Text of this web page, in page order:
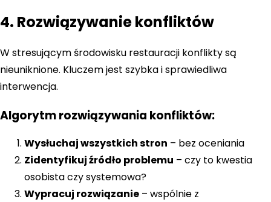
4. Rozwiązywanie konfliktów
W stresującym środowisku restauracji konflikty są
nieuniknione. Kluczem jest szybka i sprawiedliwa
interwencja.
Algorytm rozwiązywania konfliktów:
Wysłuchaj wszystkich stron – bez oceniania
Zidentyfikuj źródło problemu – czy to kwestia
osobista czy systemowa?
Wypracuj rozwiązanie – wspólnie z